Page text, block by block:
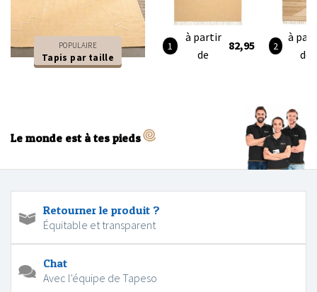
POPULAIRE
Tapis par taille
à partir
de
82,95
à
de
Le monde est à tes pieds
Retourner le produit ?
Équitable et transparent
Chat
Avec l'équipe de Tapeso